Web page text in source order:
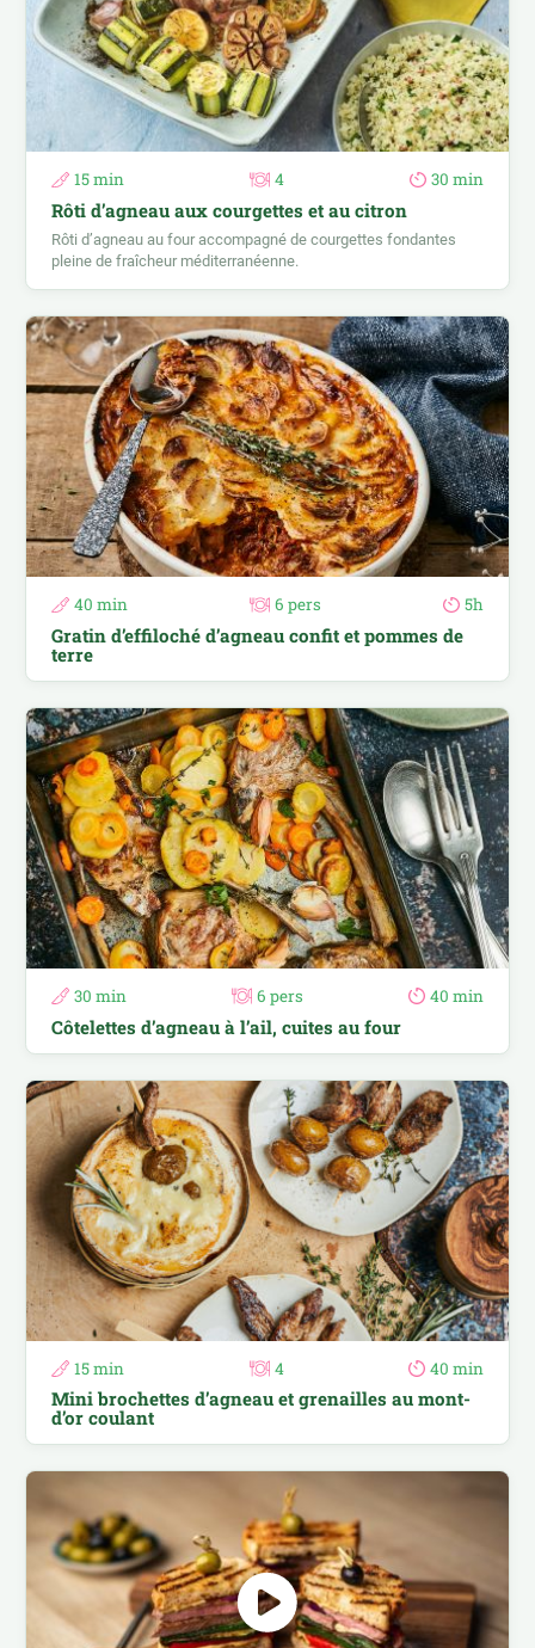
15 min 4 30 min
Rôti d’agneau aux courgettes et au citron
Rôti d’agneau au four accompagné de courgettes fondantes
pleine de fraîcheur méditerranéenne.
40 min 6 pers 5h
Gratin d’effiloché d’agneau confit et pommes de
terre
30 min 6 pers 40 min
Côtelettes d’agneau à l’ail, cuites au four
15 min 4 40 min
Mini brochettes d’agneau et grenailles au mont-
d’or coulant